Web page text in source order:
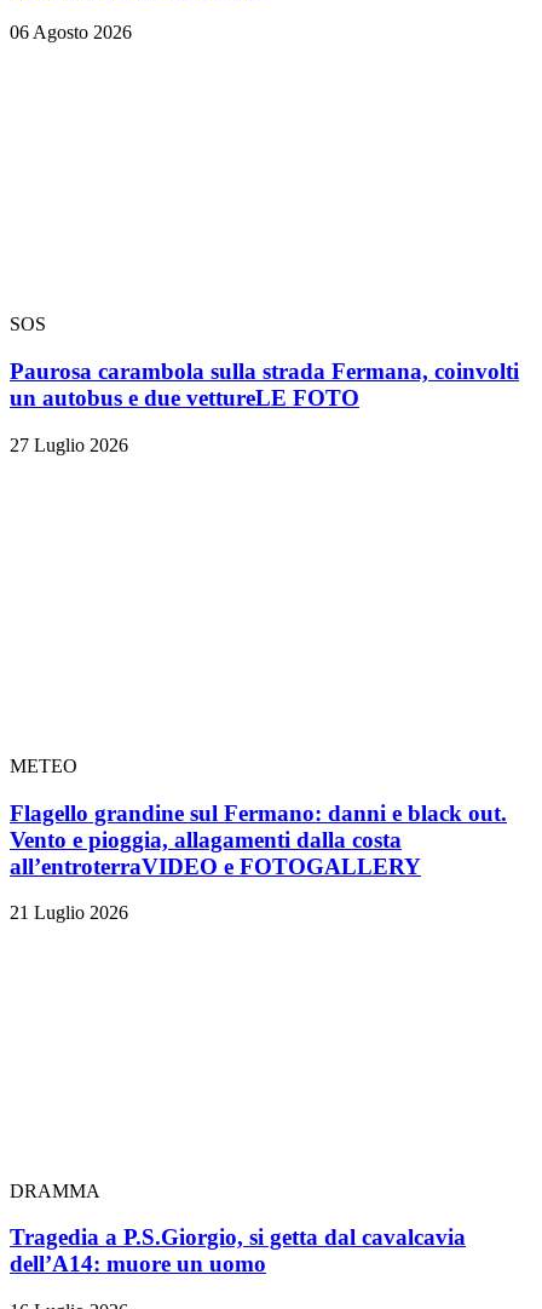
06 Agosto 2026
SOS
Paurosa carambola sulla strada Fermana, coinvolti
un autobus e due vettureLE FOTO
27 Luglio 2026
METEO
Flagello grandine sul Fermano: danni e black out.
Vento e pioggia, allagamenti dalla costa
all’entroterraVIDEO e FOTOGALLERY
21 Luglio 2026
DRAMMA
Tragedia a P.S.Giorgio, si getta dal cavalcavia
dell’A14: muore un uomo